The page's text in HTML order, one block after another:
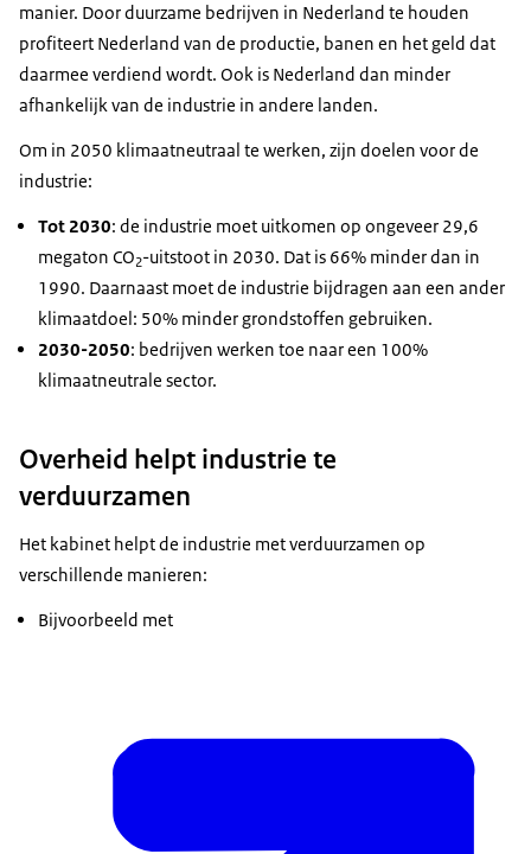
manier. Door duurzame bedrijven in Nederland te houden
profiteert Nederland van de productie, banen en het geld dat
daarmee verdiend wordt. Ook is Nederland dan minder
afhankelijk van de industrie in andere landen.
Om in 2050 klimaatneutraal te werken, zijn doelen voor de
industrie:
Tot 2030: de industrie moet uitkomen op ongeveer 29,6
megaton CO2-uitstoot in 2030. Dat is 66% minder dan in
1990. Daarnaast moet de industrie bijdragen aan een ander
klimaatdoel: 50% minder grondstoffen gebruiken.
2030-2050: bedrijven werken toe naar een 100%
klimaatneutrale sector.
Overheid helpt industrie te
verduurzamen
Het kabinet helpt de industrie met verduurzamen op
verschillende manieren:
Bijvoorbeeld met